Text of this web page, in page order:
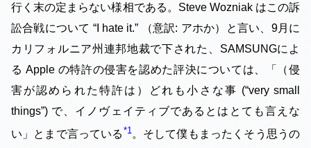
行く末の定まらない様相である。Steve Wozniak はこの訴
訟合戦について “I hate it.” （意訳: アホか）と言い、9月に
カリフォルニア州連邦地裁で下された、SAMSUNGによ
る Apple の特許の侵害を認めた評決については、「（侵
害が認められた特許は）どれも小さな事 (“very small
things”) で、イノヴェイティブであるとはとても言えな
い」とまで言っている 1。そして僕もまったくそう思うの